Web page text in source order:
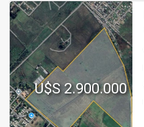
U$S 2.900.000